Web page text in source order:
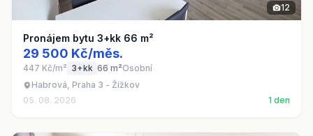
12
Pronájem bytu 3+kk 66 m²
29 500 Kč/měs.
447 Kč/m² 3+kk 66 m²Osobní
Habrová, Praha 3 - Žižkov
05. 08. 2026
1 den